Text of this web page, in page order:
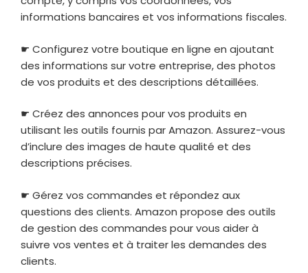
informations bancaires et vos informations fiscales.
☛ Configurez votre boutique en ligne en ajoutant
des informations sur votre entreprise, des photos
de vos produits et des descriptions détaillées.
☛ Créez des annonces pour vos produits en
utilisant les outils fournis par Amazon. Assurez-vous
d’inclure des images de haute qualité et des
descriptions précises.
☛ Gérez vos commandes et répondez aux
questions des clients. Amazon propose des outils
de gestion des commandes pour vous aider à
suivre vos ventes et à traiter les demandes des
clients.